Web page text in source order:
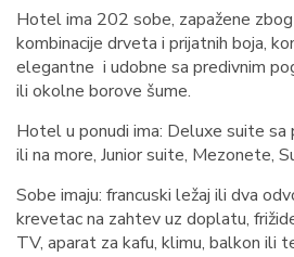
Hotel ima 202 sobe, zapažene
kombinacije drveta i prijatnih boja,
elegantne i udobne sa predivnim
ili okolne borove šume.
Hotel u ponudi ima: Deluxe suite
ili na more, Junior suite, Mezonete,
Sobe imaju: francuski ležaj ili dva
krevetac na zahtev uz doplatu,
TV, aparat za kafu, klimu, balkon ili